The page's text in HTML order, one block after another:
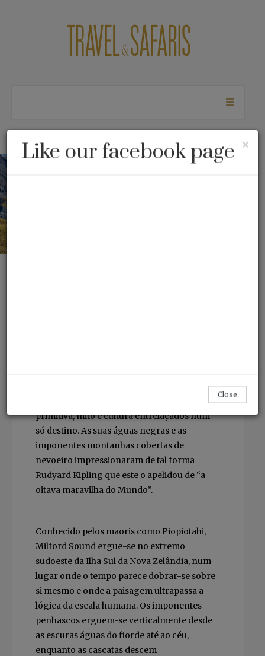
primitiva, mito e cultura entrelaçados num
só destino. As suas águas negras e as
imponentes montanhas cobertas de
nevoeiro impressionaram de tal forma
Rudyard Kipling que este o apelidou de “a
oitava maravilha do Mundo”.
Conhecido pelos maoris como Piopiotahi,
Milford Sound ergue-se no extremo
sudoeste da Ilha Sul da Nova Zelândia, num
lugar onde o tempo parece dobrar-se sobre
si mesmo e onde a paisagem ultrapassa a
lógica da escala humana. Os imponentes
penhascos erguem-se verticalmente desde
as escuras águas do fiorde até ao céu,
enquanto as cascatas descem
Close